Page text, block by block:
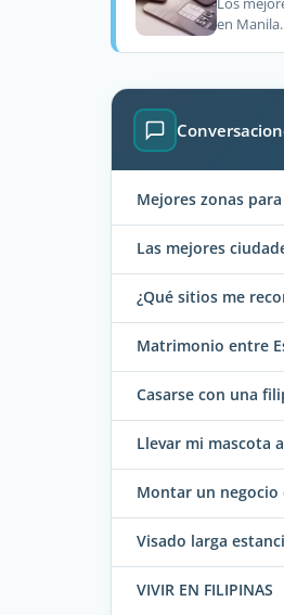
en Manila.
Mejores zonas
Las mejores
¿Qué sitios me
Matrimonio entre
Casarse con una
Llevar mi mascota
Montar un negocio
Visado larga
VIVIR EN FILIPINAS